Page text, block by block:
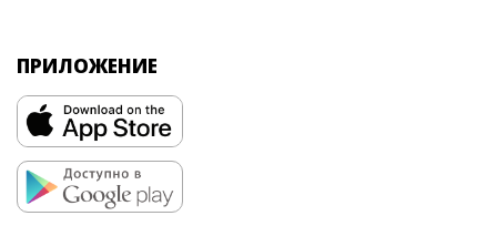
ПРИЛОЖЕНИЕ